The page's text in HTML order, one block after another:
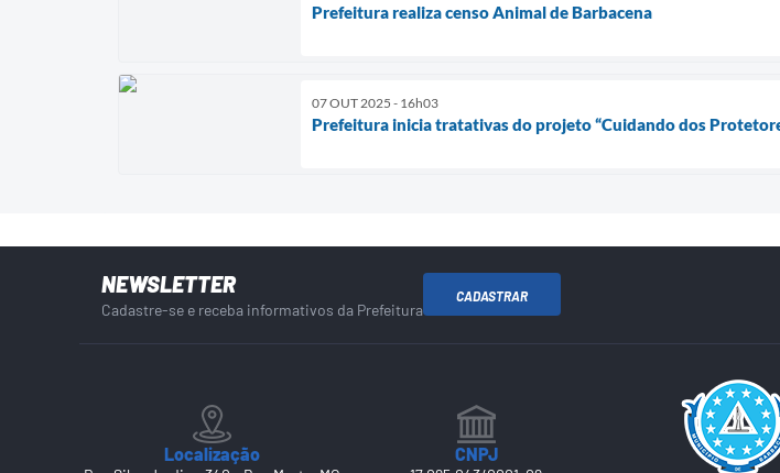
Prefeitura realiza censo Animal de Barbacena
07 OUT 2025 - 16h03
Prefeitura inicia tratativas do projeto “Cuidando dos
NEWSLETTER
Cadastre-se e receba informativos da Prefeitura
CADASTRAR
Localização CNPJ